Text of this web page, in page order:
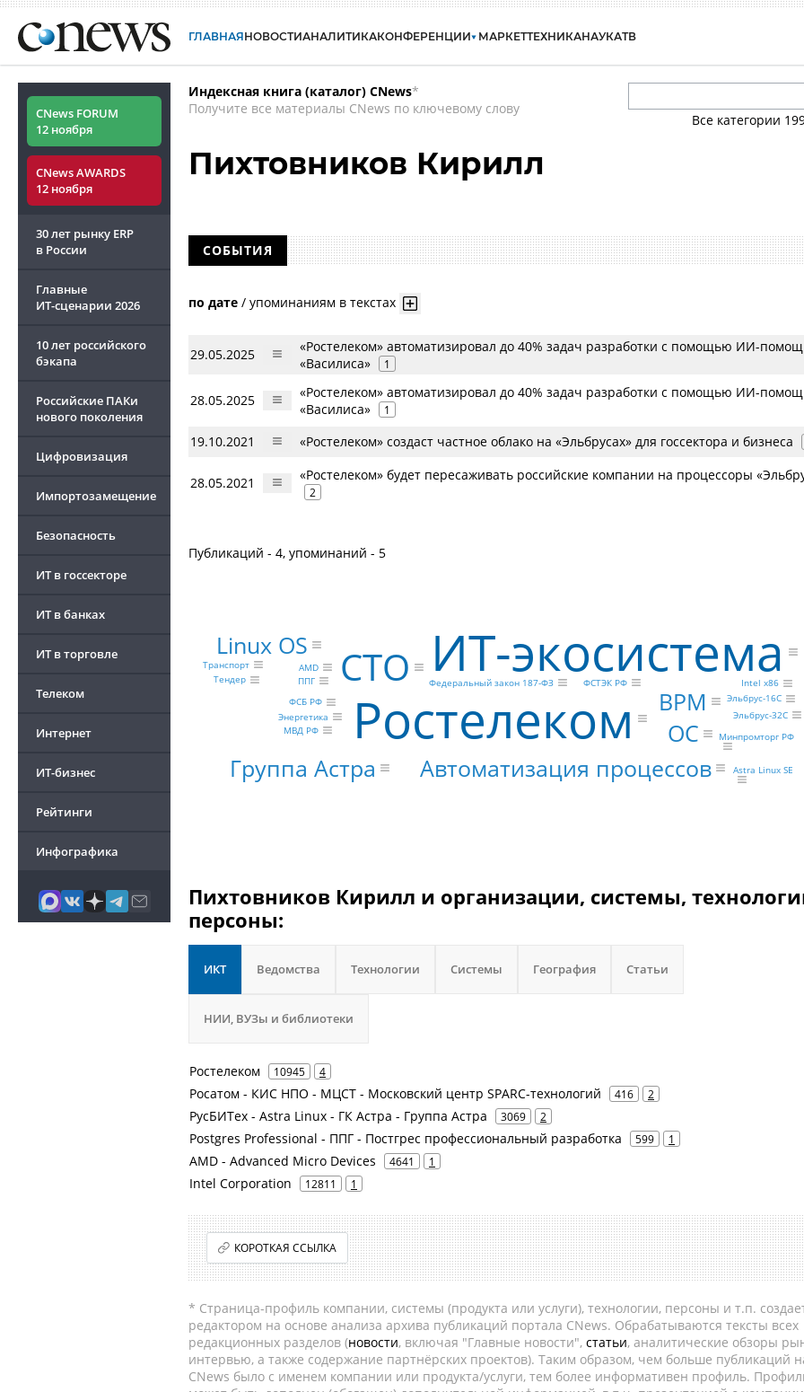
ГЛАВНАЯНОВОСТИАНАЛИТИКАКОНФЕРЕНЦИИ МАРКЕТТЕХНИКАНАУКАТВ
CNews FORUM
12 ноября
CNews AWARDS
12 ноября
30 лет рынку ERP
в России
Главные
ИТ-сценарии 2026
10 лет российского
бэкапа
Российские ПАКи
нового поколения
Цифровизация
Импортозамещение
Безопасность
ИТ в госсекторе
ИТ в банках
ИТ в торговле
Телеком
Интернет
ИТ-бизнес
Рейтинги
Инфографика
Индексная книга (каталог) CNews*
Получите все материалы CNews по ключевому слову
Все категории
Пихтовников Кирилл
СОБЫТИЯ
по дате / упоминаниям в текстах
29.05.2025
«Ростелеком» автоматизировал до 40% задач разработки с помощью ИИ-
«Василиса»
1
28.05.2025
«Ростелеком» автоматизировал до 40% задач разработки с помощью ИИ-
«Василиса»
1
19.10.2021 «Ростелеком» создаст частное облако на «Эльбрусах» для госсектора и бизнеса
28.05.2021 «Ростелеком» будет пересаживать российские компании на процессоры
2
Публикаций - 4, упоминаний - 5
Ростелеком
ИТ-экосистема
CTO
Группа Астра Автоматизация процессов
ОС
BPM
Linux OS
ППГ
AMD
ФСБ РФ
МВД РФ
ФСТЭК РФ
Минпромторг РФ
Astra Linux SE
Эльбрус-32С
Эльбрус-16С
Intel x86
Федеральный закон 187-ФЗ
Тендер
Энергетика
Транспорт
Пихтовников Кирилл и организации, системы,
персоны:
ИКТ Ведомства Технологии Системы География Статьи
НИИ, ВУЗы и библиотеки
Ростелеком 10945 4
Росатом - КИС НПО - МЦСТ - Московский центр SPARC-технологий 416 2
РусБИТех - Astra Linux - ГК Астра - Группа Астра 3069 2
Postgres Professional - ППГ - Постгрес профессиональный разработка 599 1
AMD - Advanced Micro Devices 4641 1
Intel Corporation 12811 1
КОРОТКАЯ ССЫЛКА
* Страница-профиль компании, системы (продукта или услуги), технологии, персоны и т.п.
редактором на основе анализа архива публикаций портала CNews. Обрабатываются тексты всех
редакционных разделов (новости, включая "Главные новости", статьи, аналитические обзоры
интервью, а также содержание партнёрских проектов). Таким образом, чем больше публикаций
CNews было с именем компании или продукта/услуги, тем более информативен профиль.